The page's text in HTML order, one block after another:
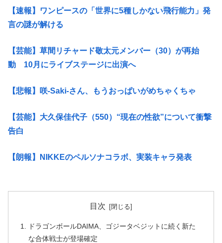
【速報】ワンピースの「世界に5種しかない飛行能力」発
言の謎が解ける
【芸能】草間リチャード敬太元メンバー（30）が再始
動 10月にライブステージに出演へ
【悲報】咲-Saki-さん、もうおっぱいがめちゃくちゃ
【芸能】大久保佳代子（550）“現在の性欲”について衝撃
告白
【朗報】NIKKEのペルソナコラボ、実装キャラ発表
目次
ドラゴンボールDAIMA、ゴジータベジットに続く新た
な合体戦士が登場確定